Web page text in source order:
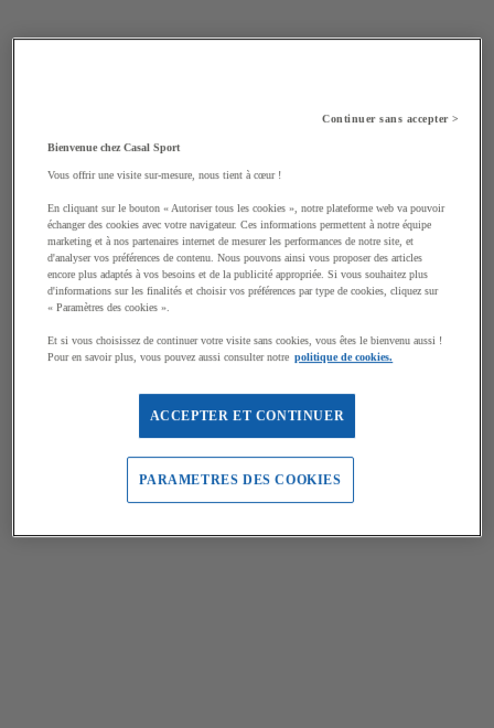
Continuer sans accepter >
Bienvenue chez Casal Sport
Vous offrir une visite sur-mesure, nous tient à cœur !
En cliquant sur le bouton « Autoriser tous les cookies », notre plateforme web va pouvoir
échanger des cookies avec votre navigateur. Ces informations permettent à notre équipe
marketing et à nos partenaires internet de mesurer les performances de notre site, et
d'analyser vos préférences de contenu. Nous pouvons ainsi vous proposer des articles
encore plus adaptés à vos besoins et de la publicité appropriée. Si vous souhaitez plus
d'informations sur les finalités et choisir vos préférences par type de cookies, cliquez sur
« Paramètres des cookies ».
Et si vous choisissez de continuer votre visite sans cookies, vous êtes le bienvenu aussi !
Pour en savoir plus, vous pouvez aussi consulter notre politique de cookies.
ACCEPTER ET CONTINUER
PARAMETRES DES COOKIES